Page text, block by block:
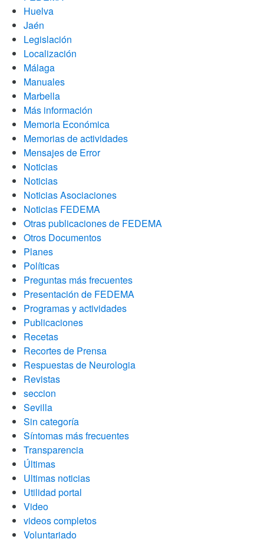
Huelva
Jaén
Legislación
Localización
Málaga
Manuales
Marbella
Más información
Memoria Económica
Memorias de actividades
Mensajes de Error
Noticias
Noticias
Noticias Asociaciones
Noticias FEDEMA
Otras publicaciones de FEDEMA
Otros Documentos
Planes
Políticas
Preguntas más frecuentes
Presentación de FEDEMA
Programas y actividades
Publicaciones
Recetas
Recortes de Prensa
Respuestas de Neurologia
Revistas
seccion
Sevilla
Sin categoría
Síntomas más frecuentes
Transparencia
Últimas
Ultimas noticias
Utilidad portal
Video
videos completos
Voluntariado